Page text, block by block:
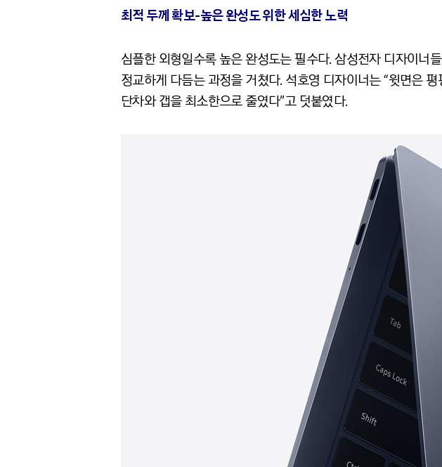
최적 두께 확보-높은 완성도 위한 세심한 노력
심플한 외형일수록 높은 완성도는 필수다. 삼성전자 디자이너
정교하게 다듬는 과정을 거쳤다. 석호영 디자이너는 “윗면은
단차와 갭을 최소한으로 줄였다”고 덧붙였다.